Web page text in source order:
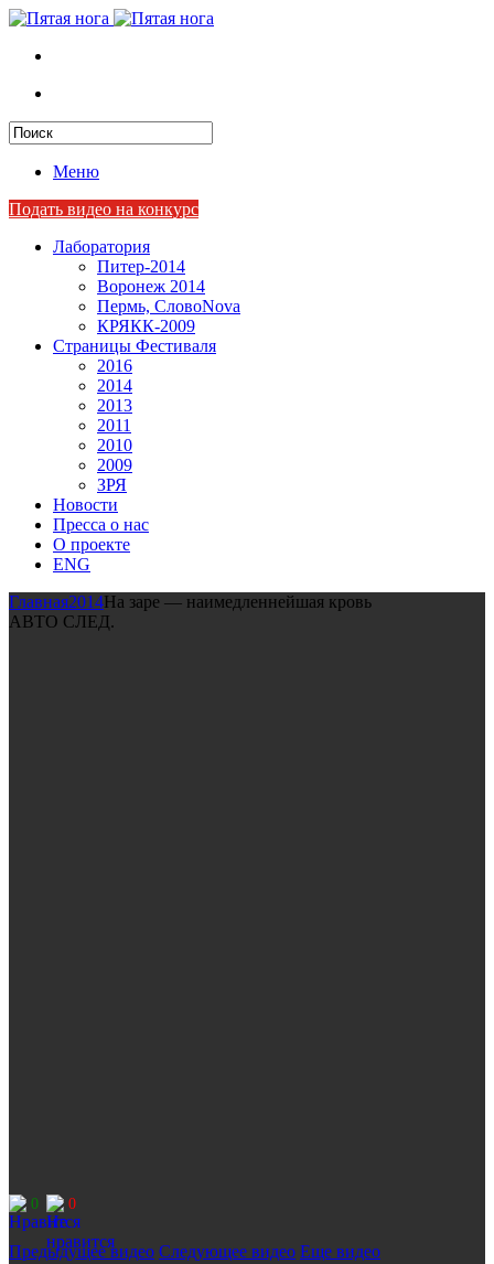
Меню
Подать видео на конкурс
Лаборатория
Питер-2014
Воронеж 2014
Пермь, СловоNova
КРЯКК-2009
Страницы Фестиваля
2016
2014
2013
2011
2010
2009
ЗРЯ
Новости
Пресса о нас
О проекте
ENG
Главная2014На заре — наимедленнейшая кровь
АВТО СЛЕД.
0 0
Предыдущее видео Следующее видео Еще видео